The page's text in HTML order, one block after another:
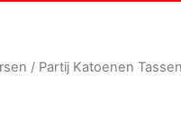
/ Partij Katoenen